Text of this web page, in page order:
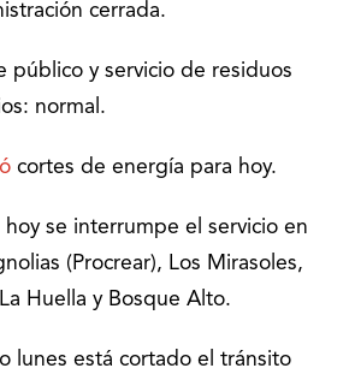
cerrada.
público y servicio de residuos
normal.
cortes de energía para hoy.
hoy se interrumpe el servicio en
(Procrear), Los Mirasoles,
Huella y Bosque Alto.
lunes está cortado el tránsito